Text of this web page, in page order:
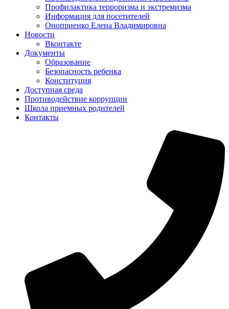
Профилактика терроризма и экстремизма
Информация для посетителей
Оноприенко Елена Владимировна
Новости
Вконтакте
Документы
Образование
Безопасность ребенка
Конституция
Доступная среда
Противодействие коррупции
Школа приемных родителей
Контакты